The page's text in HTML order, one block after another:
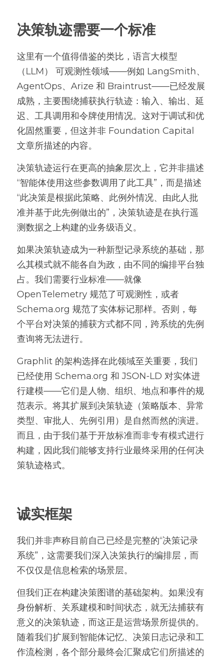
决策轨迹需要一个标准
这里有一个值得借鉴的类比，语言大模型
（LLM） 可观测性领域——例如 LangSmith、
AgentOps、Arize 和 Braintrust——已经发展
成熟，主要围绕捕获执行轨迹：输入、输出、延
迟、工具调用和令牌使用情况。这对于调试和优
化固然重要，但这并非 Foundation Capital
文章所描述的内容。
决策轨迹运行在更高的抽象层次上，它并非描述
“智能体使用这些参数调用了此工具”，而是描述
“此决策是根据此策略、此例外情况、由此人批
准并基于此先例做出的”，决策轨迹是在执行遥
测数据之上构建的业务级语义。
如果决策轨迹成为一种新型记录系统的基础，那
么其模式就不能各自为政，由不同的编排平台独
占。我们需要行业标准——就像
OpenTelemetry 规范了可观测性，或者
Schema.org 规范了实体标记那样。否则，每
个平台对决策的捕获方式都不同，跨系统的先例
查询将无法进行。
Graphlit 的架构选择在此领域至关重要，我们
已经使用 Schema.org 和 JSON-LD 对实体进
行建模——它们是人物、组织、地点和事件的规
范表示。将其扩展到决策轨迹（策略版本、异常
类型、审批人、先例引用）是自然而然的演进。
而且，由于我们基于开放标准而非专有模式进行
构建，因此我们能够支持行业最终采用的任何决
策轨迹格式。
诚实框架
我们并非声称目前自己已经是完整的“决策记录
系统”，这需要我们深入决策执行的编排层，而
不仅仅是信息检索的场景层。
但我们正在构建决策图谱的基础架构。如果没有
身份解析、关系建模和时间状态，就无法捕获有
意义的决策轨迹，而这正是运营场景所提供的。
随着我们扩展到智能体记忆、决策日志记录和工
作流检测，各个部分最终会汇聚成它们所描述的